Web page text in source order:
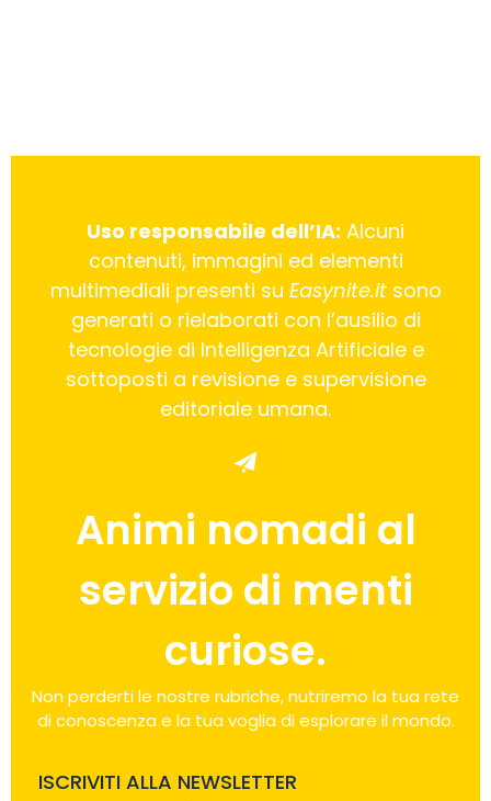
Uso responsabile dell’IA: Alcuni
contenuti, immagini ed elementi
multimediali presenti su Easynite.itsono
generati o rielaborati con l’ausilio di
tecnologie di Intelligenza Artificiale e
sottoposti a revisione e supervisione
editoriale umana.
Animi nomadi al
servizio di menti
curiose.
Non perderti le nostre rubriche, nutriremo la tua rete
di conoscenza e la tua voglia di esplorare il mondo.
ISCRIVITI ALLA NEWSLETTER